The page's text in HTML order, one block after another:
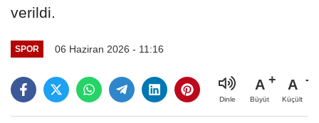
verildi.
SPOR 06 Haziran 2026 - 11:16
Dinle
A
Büyüt
A
Küçült